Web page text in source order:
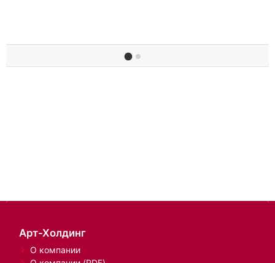
Арт-Холдинг
О компании